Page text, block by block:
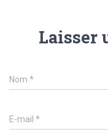
Laisser
Nom *
E-mail *